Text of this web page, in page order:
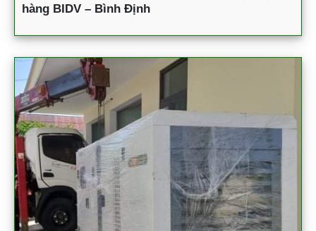
hàng BIDV – Bình Định